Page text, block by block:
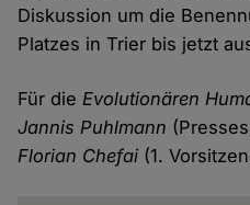
Diskussion um die
Platzes in Trier bis jetzt
Für dieEvolutionären
Jannis Puhlmann
Florian Chefai (1.